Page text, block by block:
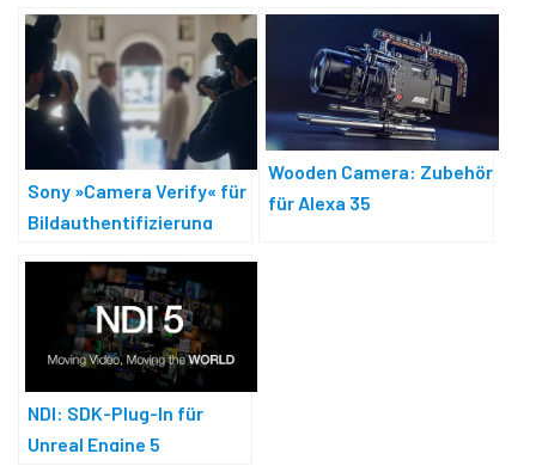
Sony »Camera Verify« für
Bildauthentifizierung
Wooden Camera: Zubehör
für Alexa 35
NDI: SDK-Plug-In für
Unreal Engine 5